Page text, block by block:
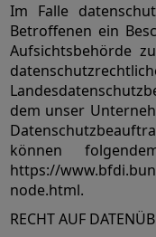
Im Falle
Betroffenen ein
Aufsichtsbehörde
dem unser
können
https://
node.html.
RECHT AUF